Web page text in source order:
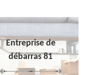
Entreprise de
débarras 81